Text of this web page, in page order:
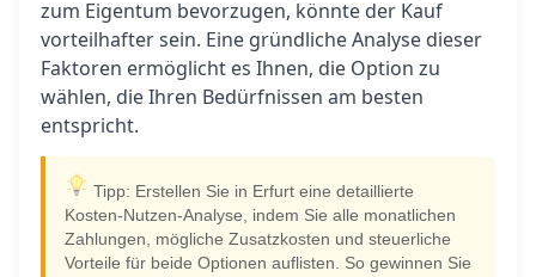
zum Eigentum bevorzugen, könnte der Kauf
vorteilhafter sein. Eine gründliche Analyse dieser
Faktoren ermöglicht es Ihnen, die Option zu
wählen, die Ihren Bedürfnissen am besten
entspricht.
Tipp: Erstellen Sie in Erfurt eine detaillierte
Kosten-Nutzen-Analyse, indem Sie alle monatlichen
Zahlungen, mögliche Zusatzkosten und steuerliche
Vorteile für beide Optionen auflisten. So gewinnen Sie